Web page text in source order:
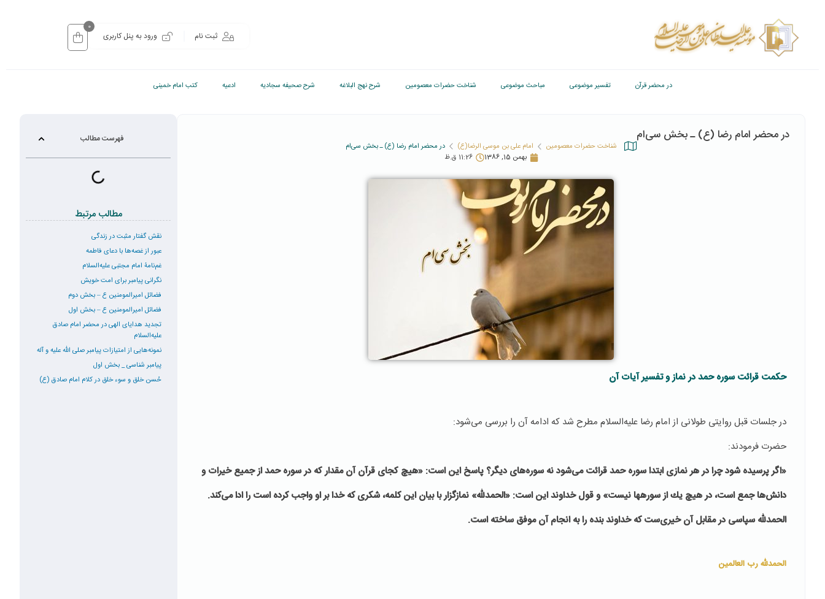
ثبت نام ورود به پنل کاربری
0
در محضر قرآن تفسیر موضوعی مباحث موضوعی شناخت حضرات معصومین شرح نهج البلاغه شرح صحیفه سجادیه ادعیه کتب امام خمینی
در محضر امام رضا (ع) ـ بخش سی‌ام
شناخت حضرات معصومین امام علی بن موسی الرضا(ع)
در محضر امام رضا (ع) ـ بخش سی‌ام
بهمن 15, 1386
11:26 ق.ظ
حکمت قرائت سوره حمد در نماز و تفسیر آیات آن
در جلسات قبل روایتی طولانی از امام رضا علیه‌السلام مطرح شد که ادامه آن را بررسی می‌شود:
حضرت فرمودند:
«اگر پرسیده شود چرا در هر نمازی ابتدا سوره حمد قرائت می‌شود نه سوره‌های دیگر؟ پاسخ این است: «هیچ كجاى قرآن آن مقدار كه در سوره حمد از جمیع خیرات و
دانش‌ها جمع است، در هیچ یك از سوره‏ها نیست» و قول خداوند این است: «الحمدلله» نمازگزار با بیان این کلمه، شکری که خدا بر او واجب کرده است را ادا می‌کند.
الحمدلله سپاسی در مقابل آن خیری‌ست که خداوند بنده را به انجام آن موفق ساخته است.
الحمدلله رب العالمین
فهرست مطالب
مطالب مرتبط
نقش گفتار مثبت در زندگی
عبور از غصه‌ها با دعای فاطمه
غم‌نامۀ امام مجتبی علیه‌السلام
نگرانی پیامبر برای امت خویش
فضائل امیرالمومنین ع – بخش دوم
فضائل امیرالمومنین ع – بخش اول
تجدید هدایای الهی در محضر امام صادق
علیه‌السلام
نمونه‌هایی از امتیازات پیامبر صلی الله علیه و آله
پیامبر شناسی _ بخش اول
حُسن خلق و سوء خلق در کلام امام صادق (ع)